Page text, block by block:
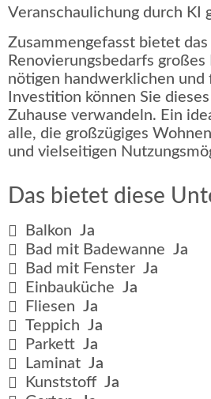
Veranschaulichung durch KI
Zusammengefasst bietet
Renovierungsbedarfs
nötigen handwerklichen und
Investition können Sie
Zuhause verwandeln. Ein
alle, die großzügiges
und vielseitigen
Das bietet diese
Balkon Ja
Bad mit Badewanne Ja
Bad mit Fenster Ja
Einbauküche Ja
Fliesen Ja
Teppich Ja
Parkett Ja
Laminat Ja
Kunststoff Ja